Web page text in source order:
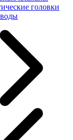
головки